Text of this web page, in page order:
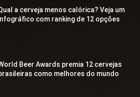
a cerveja menos calórica? Veja um
com ranking de 12 opções
Beer Awards premia 12 cervejas
como melhores do mundo